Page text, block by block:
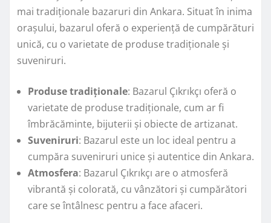
mai tradiționale bazaruri din Ankara. Situat în inima
orașului, bazarul oferă o experiență de cumpărături
unică, cu o varietate de produse tradiționale și
suveniruri.
Produse tradiționale: Bazarul Çıkrıkçı oferă o
varietate de produse tradiționale, cum ar fi
îmbrăcăminte, bijuterii și obiecte de artizanat.
Suveniruri: Bazarul este un loc ideal pentru a
cumpăra suveniruri unice și autentice din Ankara.
Atmosfera: Bazarul Çıkrıkçı are o atmosferă
vibrantă și colorată, cu vânzători și cumpărători
care se întâlnesc pentru a face afaceri.